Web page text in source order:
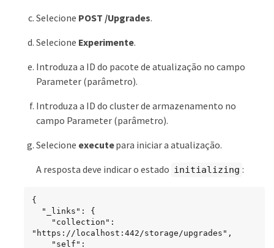
Selecione POST /Upgrades.
Selecione Experimente.
Introduza a ID do pacote de atualização no campo
Parameter (parâmetro).
Introduza a ID do cluster de armazenamento no
campo Parameter (parâmetro).
Selecione executepara iniciar a atualização.
A resposta deve indicar o estado initializing :
{
"https://localhost:442/storage/upgrades",